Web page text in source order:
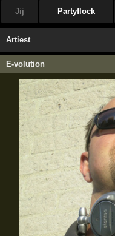
Jij Partyflock
Artiest
E-volution